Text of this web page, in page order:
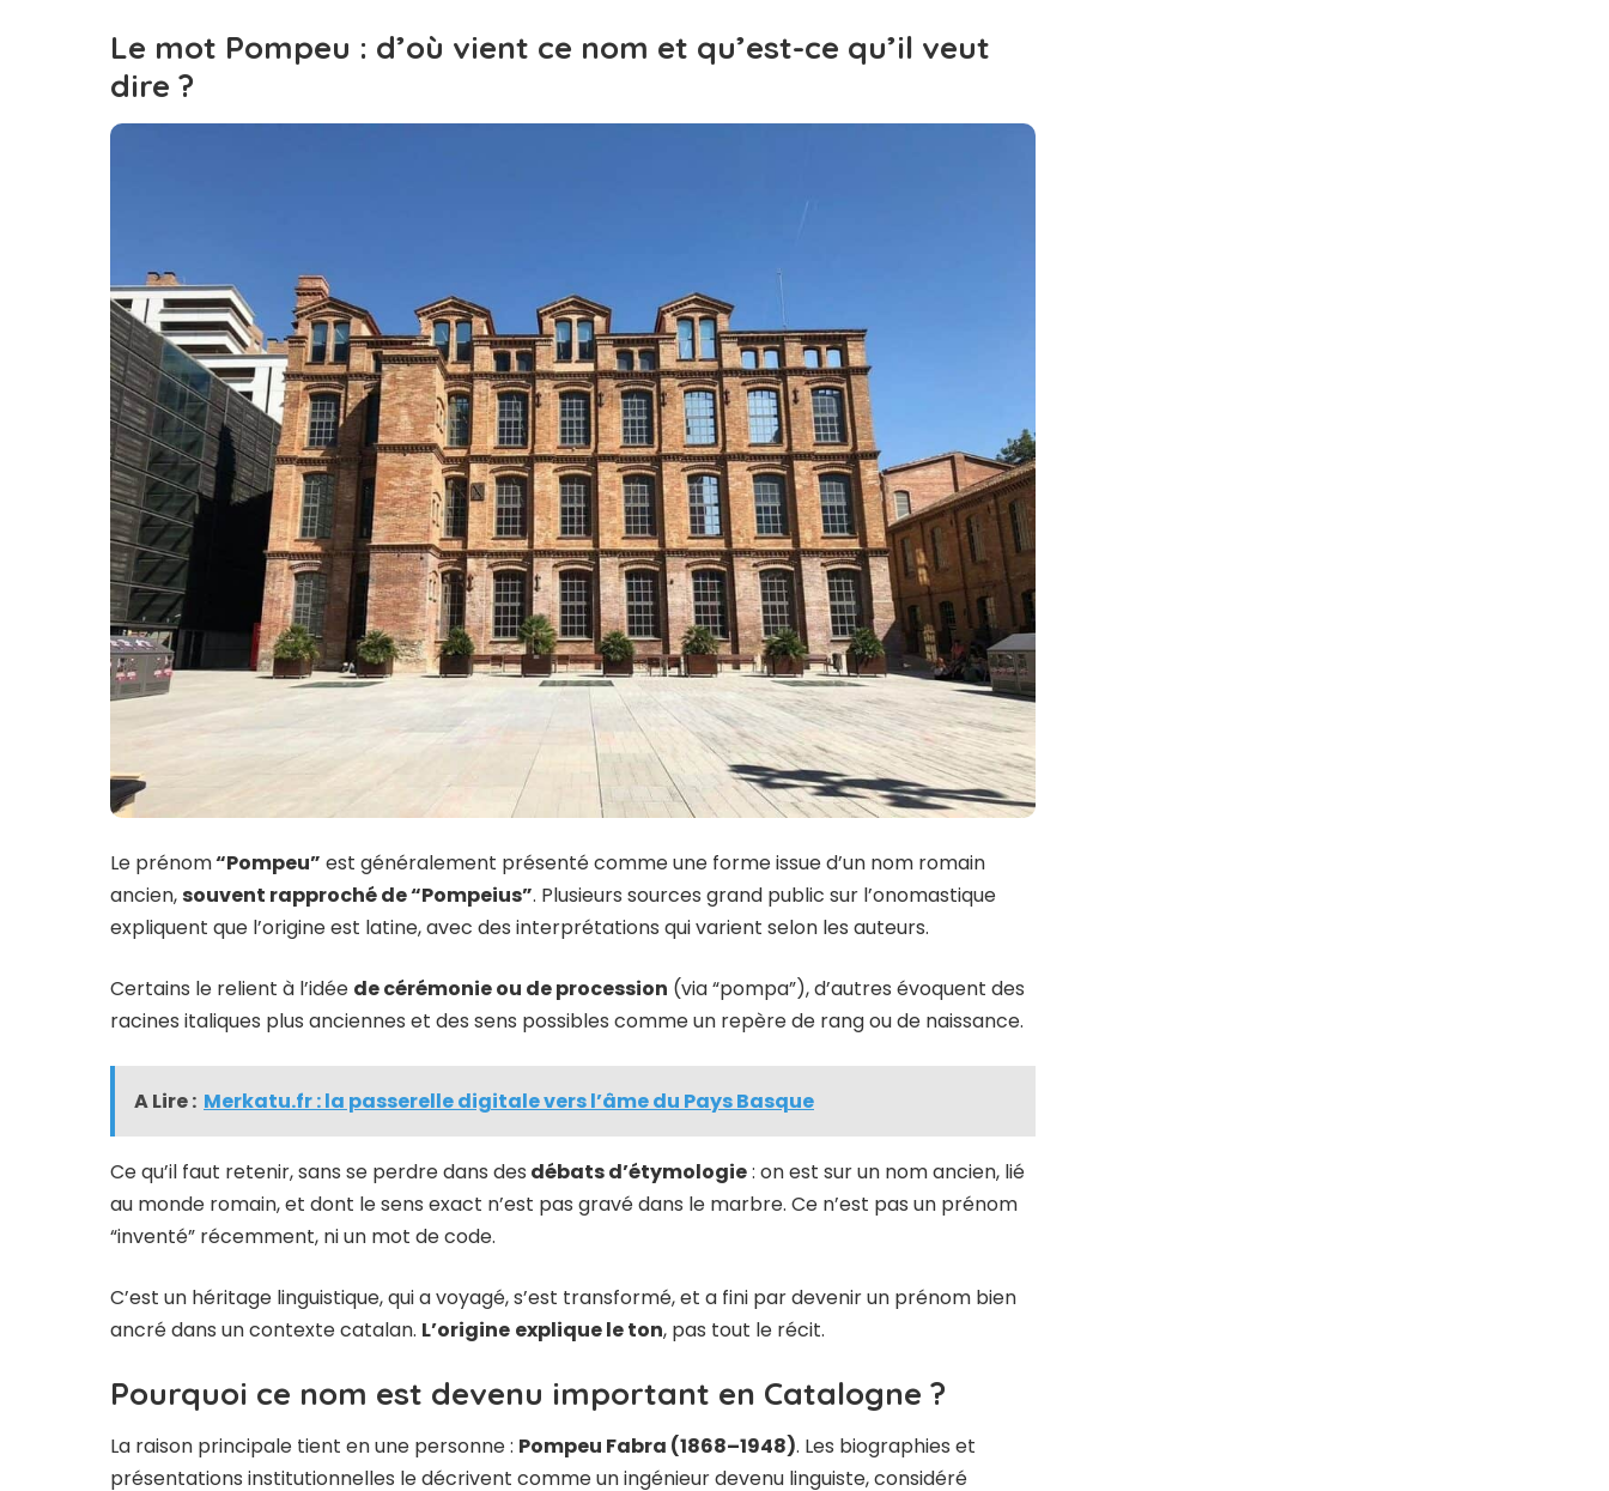
Le mot Pompeu : d’où vient ce nom et qu’est-ce qu’il veut
dire ?
Le prénom“Pompeu” est généralement présenté comme une forme issue d’un nom romain
ancien,souvent rapproché de “Pompeius”. Plusieurs sources grand public sur l’onomastique
expliquent que l’origine est latine, avec des interprétations qui varient selon les auteurs.
Certains le relient à l’idée de cérémonie ou de procession (via “pompa”), d’autres évoquent des
racines italiques plus anciennes et des sens possibles comme un repère de rang ou de naissance.
A Lire : Merkatu.fr : la passerelle digitale vers l’âme du Pays Basque
Ce qu’il faut retenir, sans se perdre dans des débats d’étymologie: on est sur un nom ancien, lié
au monde romain, et dont le sens exact n’est pas gravé dans le marbre. Ce n’est pas un prénom
“inventé” récemment, ni un mot de code.
C’est un héritage linguistique, qui a voyagé, s’est transformé, et a fini par devenir un prénom bien
ancré dans un contexte catalan. L’origine explique le ton, pas tout le récit.
Pourquoi ce nom est devenu important en Catalogne ?
La raison principale tient en une personne : Pompeu Fabra (1868–1948). Les biographies et
présentations institutionnelles le décrivent comme un ingénieur devenu linguiste, considéré